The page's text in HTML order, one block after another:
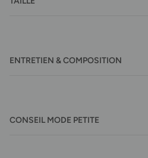
ENTRETIEN & COMPOSITION
CONSEIL MODE PETITE